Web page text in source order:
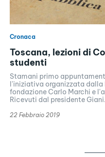
Cronaca
Toscana, lezioni di
studenti
Stamani primo
l'iniziativa organizzata dalla
fondazione Carlo Marchi e
Ricevuti dal presidente
22 Febbraio 2019